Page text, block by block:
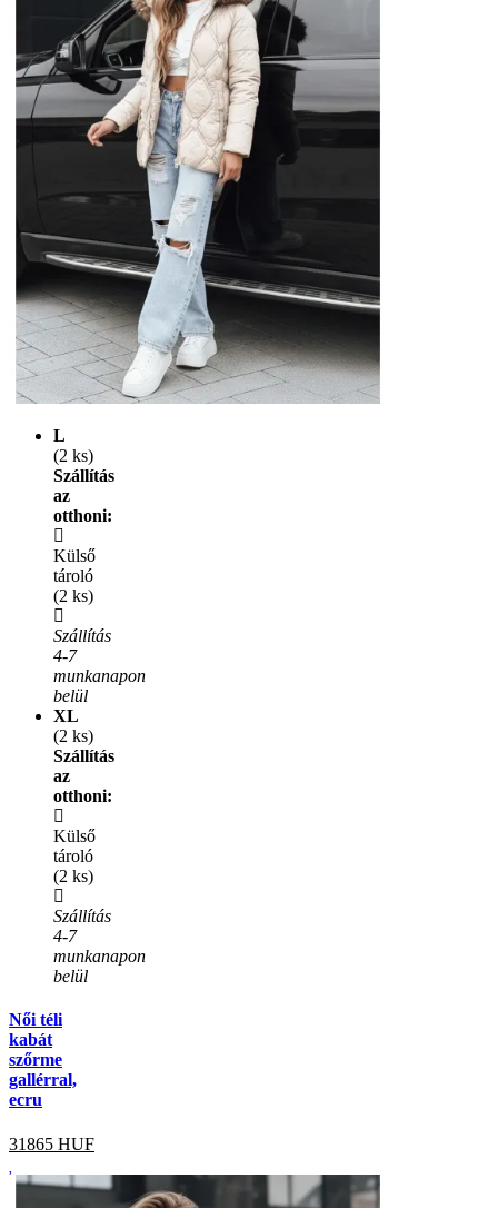
L
(2 ks)
Szállítás
az
otthoni:
Külső
tároló
(2 ks)
Szállítás
4-7
munkanapon
belül
XL
(2 ks)
Szállítás
az
otthoni:
Külső
tároló
(2 ks)
Szállítás
4-7
munkanapon
belül
Női téli
kabát
szőrme
gallérral,
ecru
31865 HUF